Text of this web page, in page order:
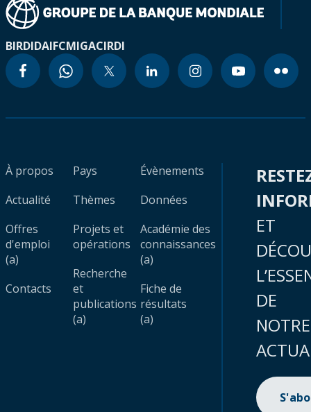
BIRDIDAIFCMIGACIRDI
À propos
Actualité
Offres
d'emploi
(a)
Contacts
Pays
Thèmes
Projets et
opérations
Recherche
et
publications
(a)
Évènements
Données
Académie des
connaissances
(a)
Fiche de
résultats
(a)
ET
DE
NOTRE